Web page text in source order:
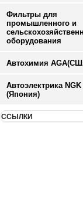
Фильтры для
промышленного и
оборудования
Автохимия
Автоэлектрика NGK
(Япония)
ССЫЛКИ